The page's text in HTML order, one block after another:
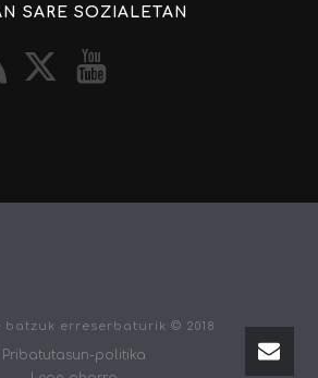
SARE SOZIALETAN
batzuk erreserbaturik © 2018
Pribatutasun-politika